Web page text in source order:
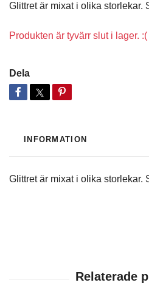
Glittret är mixat i olika storlekar.
Produkten är tyvärr slut i lager. :(
Dela
INFORMATION
Glittret är mixat i olika storlekar.